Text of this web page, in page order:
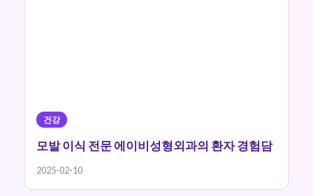
건강
모발 이식 전문 에이비성형외과의 환자 경험담
2025-02-10